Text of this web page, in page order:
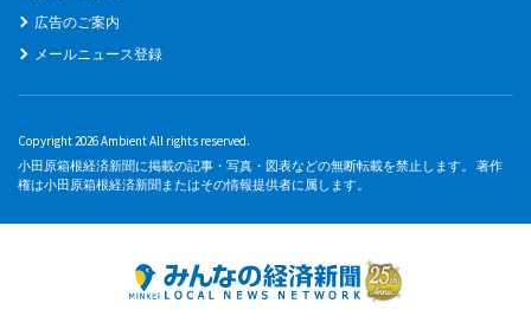
広告のご案内
メールニュース登録
Copyright 2026 Ambient All rights reserved.
小田原箱根経済新聞に掲載の記事・写真・図表などの無断転載を禁止します。 著作
権は小田原箱根経済新聞またはその情報提供者に属します。